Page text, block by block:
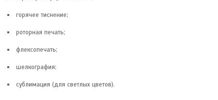
горячее тиснение;
роторная печать;
флексопечать;
шелкография;
сублимация (для светлых цветов).